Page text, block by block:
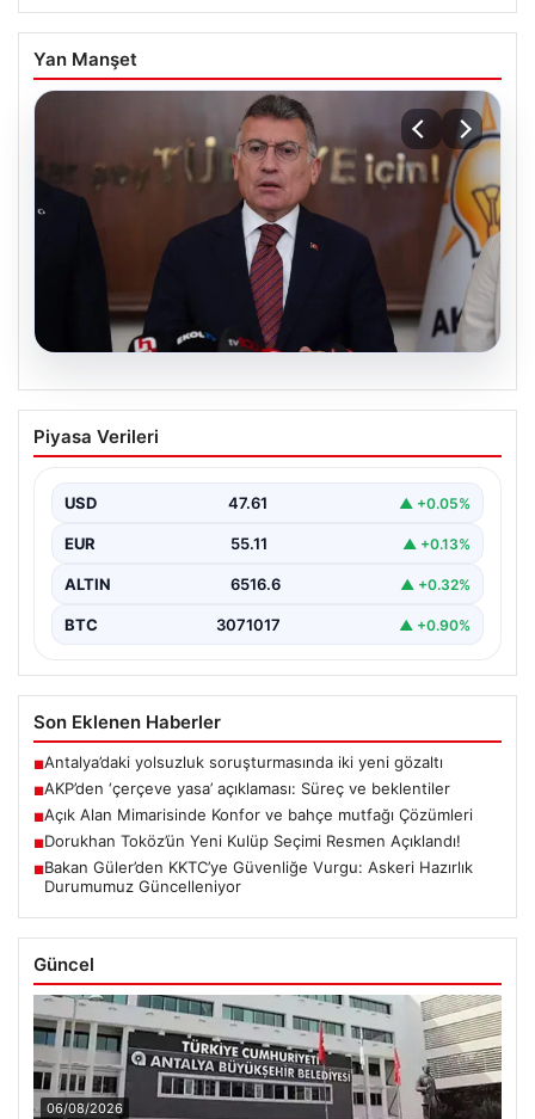
Yan Manşet
04.08.2026
AKP’den ‘çerçeve yasa’ açıklaması:
Süreç ve beklentiler
toplantısını yarın gerçekleştireceklerini belirtti. Güler,
kanun…
Piyasa Verileri
USD 47.61 ▲ +0.05%
EUR 55.11 ▲ +0.13%
ALTIN 6516.6 ▲ +0.32%
BTC 3071017 ▲ +0.90%
Son Eklenen Haberler
■Antalya’daki yolsuzluk soruşturmasında iki yeni gözaltı
■AKP’den ‘çerçeve yasa’ açıklaması: Süreç ve beklentiler
■Açık Alan Mimarisinde Konfor ve bahçe mutfağı Çözümleri
■Dorukhan Toköz’ün Yeni Kulüp Seçimi Resmen Açıklandı!
■Bakan Güler’den KKTC’ye Güvenliğe Vurgu: Askeri Hazırlık
Durumumuz Güncelleniyor
Güncel
06/08/2026